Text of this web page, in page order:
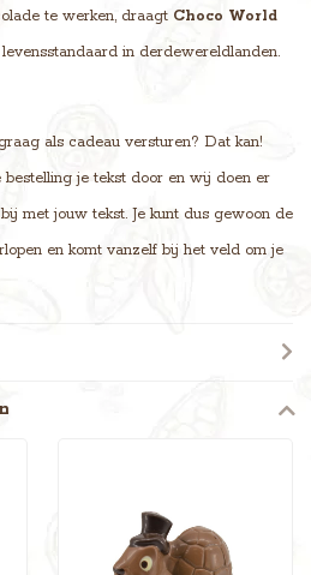
te werken, draagt Choco World
in derdewereldlanden.
als cadeau versturen? Dat kan!
bestelling je tekst door en wij doen er
met jouw tekst. Je kunt dus gewoon de
en komt vanzelf bij het veld om je